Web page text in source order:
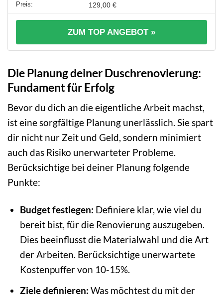
129,00 €
ZUM TOP ANGEBOT »
Die Planung deiner Duschrenovierung:
Fundament für Erfolg
Bevor du dich an die eigentliche Arbeit machst,
ist eine sorgfältige Planung unerlässlich. Sie spart
dir nicht nur Zeit und Geld, sondern minimiert
auch das Risiko unerwarteter Probleme.
Berücksichtige bei deiner Planung folgende
Punkte:
Budget festlegen: Definiere klar, wie viel du
bereit bist, für die Renovierung auszugeben.
Dies beeinflusst die Materialwahl und die Art
der Arbeiten. Berücksichtige unerwartete
Kostenpuffer von 10-15%.
Ziele definieren: Was möchtest du mit der